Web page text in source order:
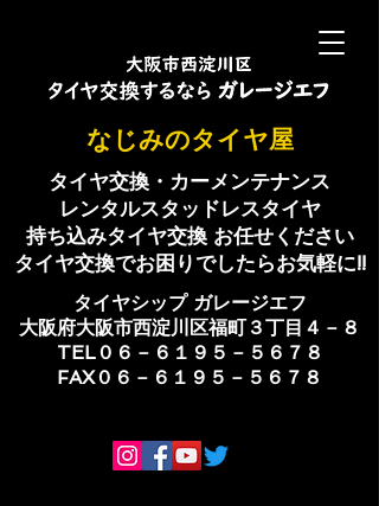
​なじみのタイヤ屋
タイヤ交換・カーメンテナンス
レンタルスタッドレスタイヤ
持ち込みタイヤ交換 お任せください
​タイヤ交換でお困りでしたらお気軽に!!
​タイヤシップ ​ガレージエフ
大阪府大阪市西淀川区福町３丁目４－８
TEL０６－６１９５－５６７８
​FAX０６－６１９５－５６７８